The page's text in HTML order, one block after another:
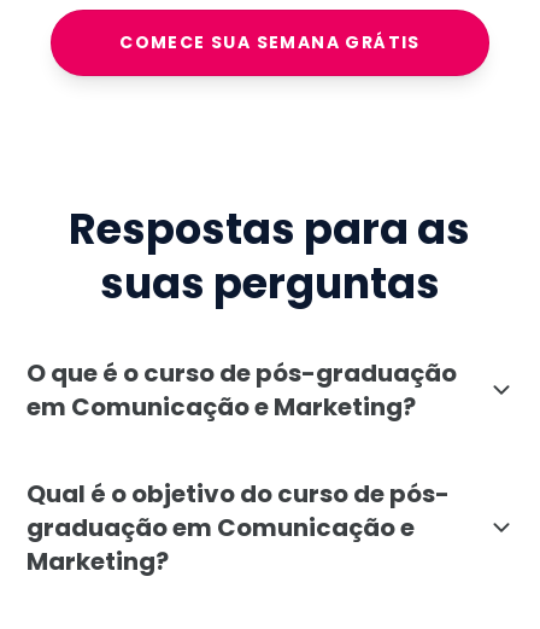
COMECE SUA SEMANA GRÁTIS
Respostas para as
suas perguntas
O que é o curso de pós-graduação
em Comunicação e Marketing?
Qual é o objetivo do curso de pós-
graduação em Comunicação e
Marketing?